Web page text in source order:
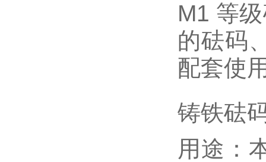
M1 等
的砝码
配套使
铸铁砝
用途：